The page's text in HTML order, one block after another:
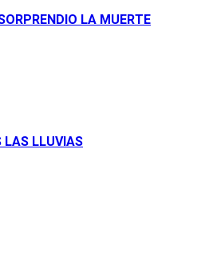
LA MUERTE
LAS LLUVIAS